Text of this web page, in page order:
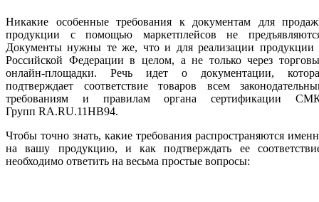
Никакие особенные требования к документам для
продукции с помощью маркетплейсов не
Документы нужны те же, что и для реализации продукции
Российской Федерации в целом, а не только через
онлайн-площадки. Речь идет о документации,
подтверждает соответствие товаров всем
требованиям и правилам органа сертификации
Групп RA.RU.11НВ94.
Чтобы точно знать, какие требования распространяются
на вашу продукцию, и как подтверждать ее
необходимо ответить на весьма простые вопросы: